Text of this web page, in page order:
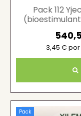
Pack 112
3,45 €
Pack